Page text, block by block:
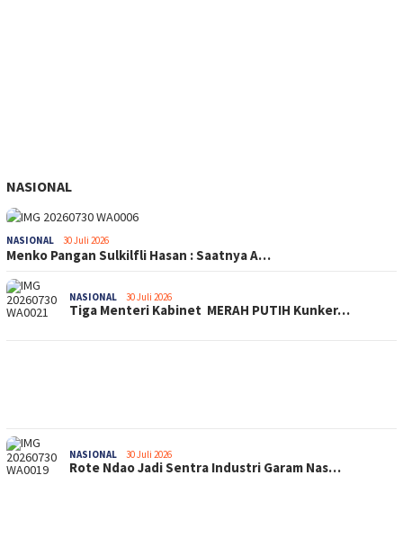
NASIONAL
NASIONAL 30 Juli 2026
Menko Pangan Sulkilfli Hasan : Saatnya A…
NASIONAL 30 Juli 2026
Tiga Menteri Kabinet MERAH PUTIH Kunker…
NASIONAL 30 Juli 2026
Rote Ndao Jadi Sentra Industri Garam Nas…